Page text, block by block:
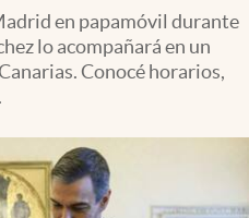
en papamóvil durante
lo acompañará en un
Conocé horarios,